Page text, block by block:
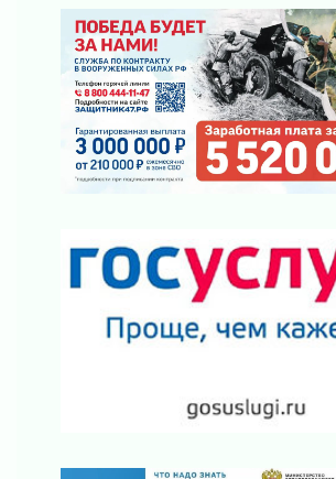
31 июля 2026
За сухими цифрами — реальная
31 июля 2026
От инженера-создателя к
«Созидателям»
31 июля 2026
Генеральная репетиция
31 июля 2026
Давайте разберемся!
Круглую ригу в Гатчине
Путешествие к западным рубежам
Лаголовская